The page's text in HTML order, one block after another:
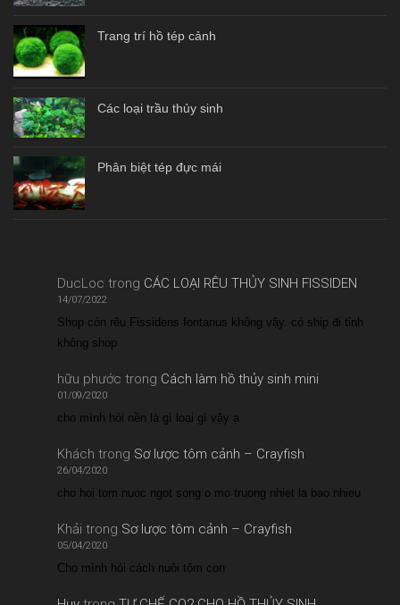
Trang trí hồ tép cảnh
Các loại trầu thủy sinh
Phân biệt tép đực mái
DucLoc trong CÁC LOẠI RÊU THỦY SINH FISSIDEN
14/07/2022
Shop còn rêu Fissidens fontanus không vậy. có ship đi tỉnh
không shop
hữu phước trong Cách làm hồ thủy sinh mini
01/09/2020
cho mình hỏi nền là gì loại gì vậy ạ
Khách trong Sơ lược tôm cảnh – Crayfish
26/04/2020
cho hoi tom nuoc ngot song o mo truong nhiet la bao nhieu
Khải trong Sơ lược tôm cảnh – Crayfish
05/04/2020
Cho mình hỏi cách nuôi tôm con